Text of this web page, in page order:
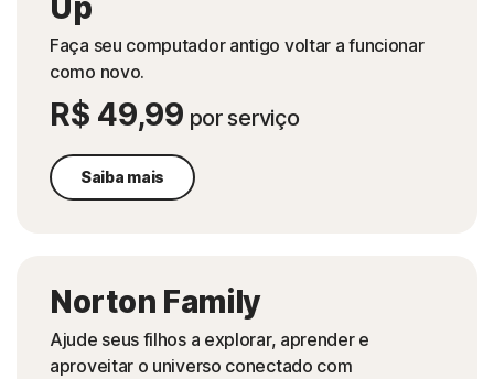
Up
Faça seu computador antigo voltar a funcionar
como novo.
R$ 49,99 por serviço
Saiba mais
Norton Family
Ajude seus filhos a explorar, aprender e
aproveitar o universo conectado com